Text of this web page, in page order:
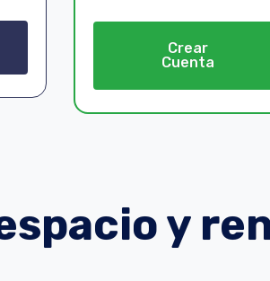
Crear
Cuenta
y